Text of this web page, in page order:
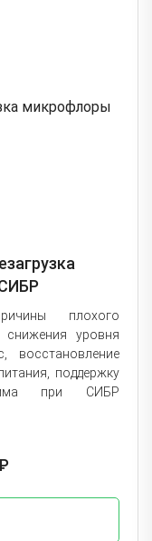
плохого
уровня
восстановление
поддержку
при СИБР